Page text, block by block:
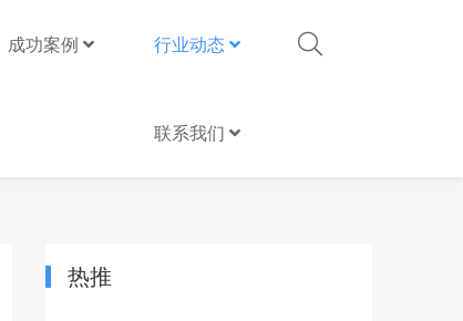
成功案例 行业动态
联系我们
热推